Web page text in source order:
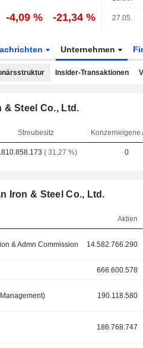
-4,09 % -21,34 % 27.05.
Unternehmen
Insider-Transaktionen
Steel Co., Ltd.
Streubesitz Konzerneigene
( 31,27 %) 0
Iron & Steel Co., Ltd.
Aktien
& Admn Commission 14.582.766.290
666.600.578
190.118.580
186.768.747